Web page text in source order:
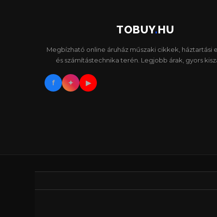
TOBUY.HU
Megbízható online áruház műszaki cikkek, háztartási
és számítástechnika terén. Legjobb árak, gyors
f ✦ ▶